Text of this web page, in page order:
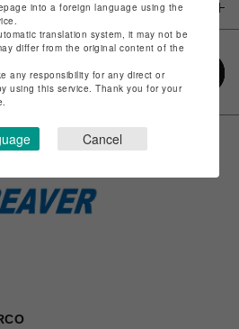
into a foreign language using the
translation system, it may not be
differ from the original content of the
any responsibility for any direct or
using this service. Thank you for your
Cancel